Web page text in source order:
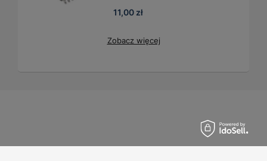
11,00 zł
Zobacz więcej